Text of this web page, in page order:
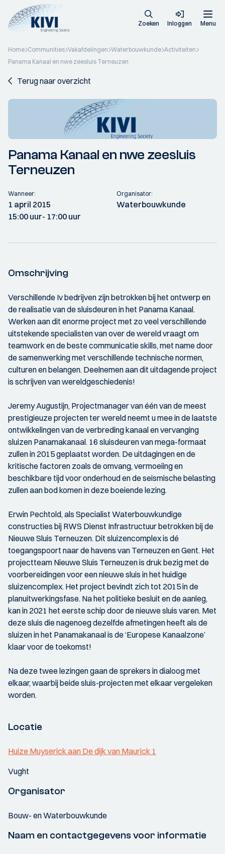
Zoeken Inloggen Menu
Home Communities Vakafdelingen Waterbouwkunde Activiteiten
Panama Kanaal en nwe zeesluis Terneuzen
Terug naar overzicht
Panama Kanaal en nwe zeesluis
Terneuzen
Wanneer:
1 april 2015
15:00 uur- 17:00 uur
Organisator:
Waterbouwkunde
Omschrijving
Verschillende Iv bedrijven zijn betrokken bij het ontwerp en
de realisatie van de sluisdeuren in het Panama Kanaal.
Werken aan dit enorme project met zo veel verschillende
uitstekende specialisten van over de wereld vraagt om
teamwork en de beste communicatie skills, met name door
de samenwerking met verschillende technische normen,
culturen en belangen. Deelnemen aan dit uitdagende project
is schrijven van wereldgeschiedenis!
Jeremy Augustijn, Projectmanager van één van de meest
prestigieuze projecten ter wereld neemt u mee in de laatste
ontwikkelingen van de verbreding kanaal en vervanging
sluizen Panamakanaal. 16 sluisdeuren van mega-formaat
zullen in 2015 geplaatst worden. De uitdagingen en de
kritische factoren zoals de omvang, vermoeiing en
beschikbare tijd voor onderhoud en de seismische belasting
zullen aan bod komen in deze boeiende lezing.
Erwin Pechtold, als Specialist Waterbouwkundige
constructies bij RWS Dienst Infrastructuur betrokken bij de
Nieuwe Sluis Terneuzen. Dit sluizencomplex is dé
toegangspoort naar de havens van Terneuzen en Gent. Het
projectteam Nieuwe Sluis Terneuzen is druk bezig met de
voorbereidingen voor een nieuwe sluis in het huidige
sluizencomplex. Het project bevindt zich tot 2015 in de
planuitwerkingsfase. Na het politieke besluit en de aanleg,
kan in 2021 het eerste schip door de nieuwe sluis varen. Met
deze sluis die nagenoeg dezelfde afmetingen heeft als de
sluizen in het Panamakanaal is de ‘Europese Kanaalzone’
klaar voor de toekomst!
Na deze twee lezingen gaan de sprekers in dialoog met
elkaar, waarbij beide sluis-projecten met elkaar vergeleken
worden.
Locatie
Huize Muyserick aan De dijk van Maurick 1
Vught
Organisator
Bouw- en Waterbouwkunde
Naam en contactgegevens voor informatie